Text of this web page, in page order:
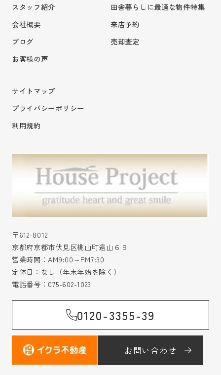
スタッフ紹介
会社概要
ブログ
お客様の声
田舎暮らしに最適な物件特集
来店予約
売却査定
サイトマップ
プライバシーポリシー
利用規約
〒612-8012
京都府京都市伏見区桃山町遠山６９
営業時間：AM9:00～PM7:30
定休日：なし（年末年始を除く）
電話番号： 075-602-1023
0120-3355-39
お問い合わせ